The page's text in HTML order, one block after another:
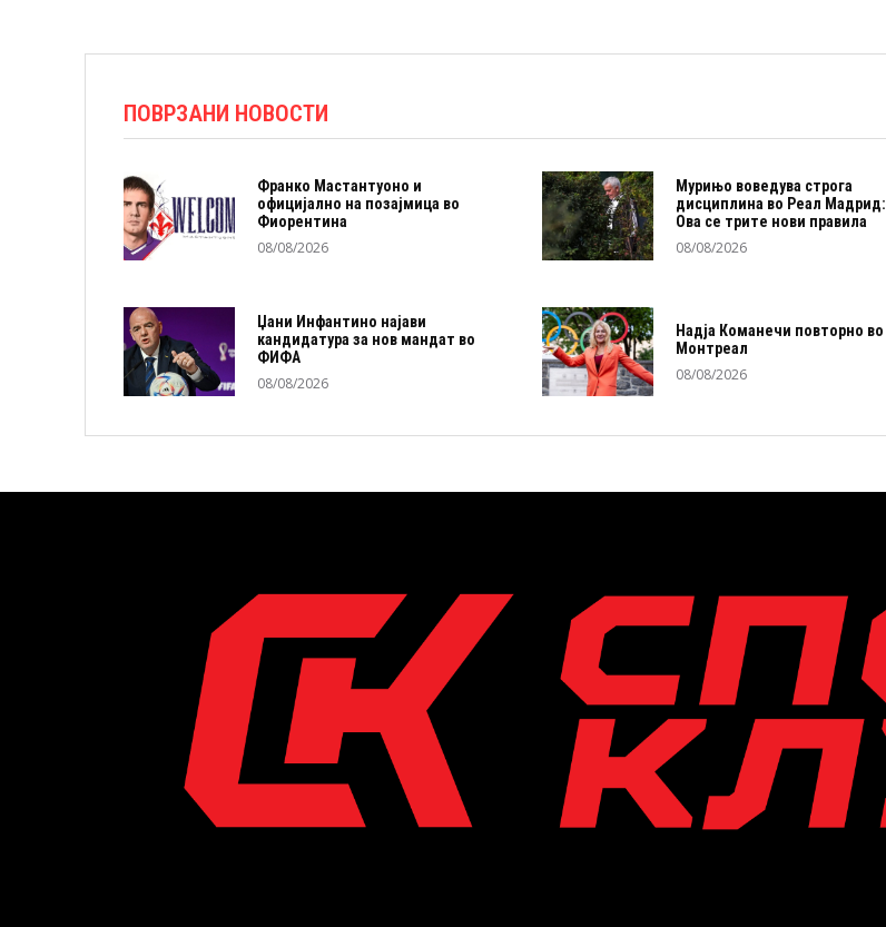
ПОВРЗАНИ НОВОСТИ
Франко Мастантуоно и
официјално на позајмица во
Фиорентина
08/08/2026
Мурињо воведува строга
дисциплина во Реал Мадрид:
Ова се трите нови правила
08/08/2026
Џани Инфантино најави
кандидатура за нов мандат во
ФИФА
08/08/2026
Надја Команечи повторно во
Монтреал
08/08/2026